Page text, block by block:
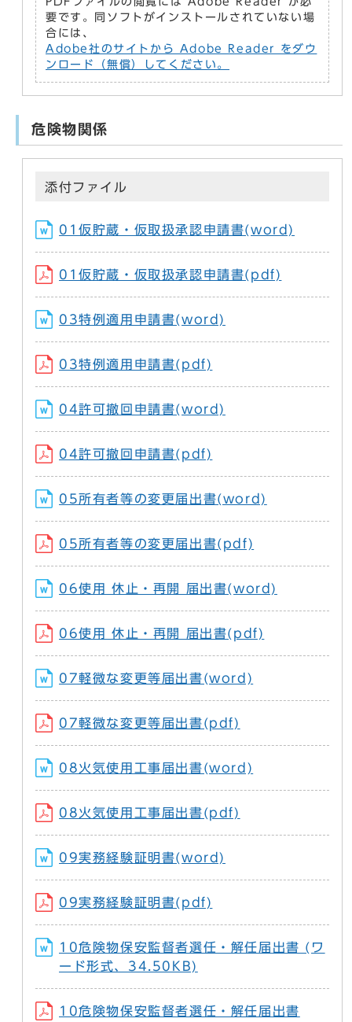
要です。同ソフトがインストールされていない場
合には、
Adobe社のサイトから Adobe Reader をダウ
ンロード（無償）してください。
危険物関係
添付ファイル
01仮貯蔵・仮取扱承認申請書(word)
01仮貯蔵・仮取扱承認申請書(pdf)
03特例適用申請書(word)
03特例適用申請書(pdf)
04許可撤回申請書(word)
04許可撤回申請書(pdf)
05所有者等の変更届出書(word)
05所有者等の変更届出書(pdf)
06使用 休止・再開 届出書(word)
06使用 休止・再開 届出書(pdf)
07軽微な変更等届出書(word)
07軽微な変更等届出書(pdf)
08火気使用工事届出書(word)
08火気使用工事届出書(pdf)
09実務経験証明書(word)
09実務経験証明書(pdf)
10危険物保安監督者選任・解任届出書 (ワ
ード形式、34.50KB)
10危険物保安監督者選任・解任届出書